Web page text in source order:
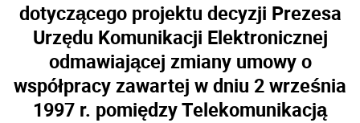
dotyczącego projektu decyzji Prezesa
Urzędu Komunikacji Elektronicznej
odmawiającej zmiany umowy o
współpracy zawartej w dniu 2 września
1997 r. pomiędzy Telekomunikacją